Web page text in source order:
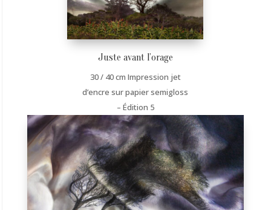
Juste avant l’orage
30 / 40 cm Impression jet
d’encre sur papier semigloss
– Édition 5